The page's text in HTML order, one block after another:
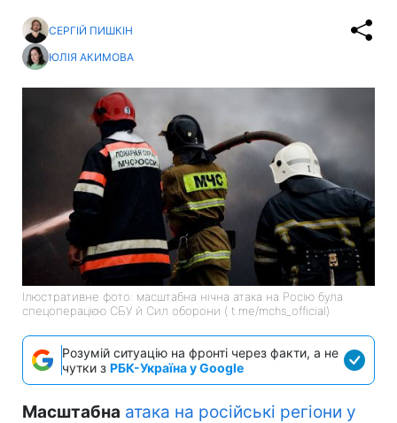
СЕРГІЙ ПИШКІН
ЮЛІЯ АКИМОВА
Ілюстративне фото: масштабна нічна атака на Росію була
спецоперацією СБУ й Сил оборони ( t.me/mchs_official)
Розумій ситуацію на фронті через факти, а не
чутки з РБК-Україна у Google
Масштабна атака на російські регіони у